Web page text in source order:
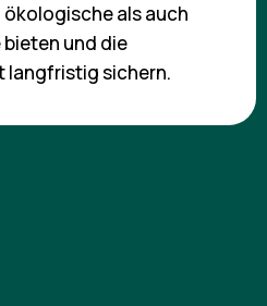
als auch
und die
langfristig sichern.